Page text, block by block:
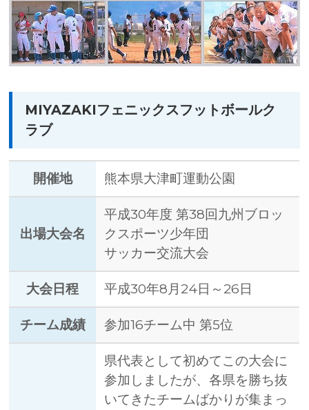
MIYAZAKIフェニックスフットボールク
ラブ
開催地 熊本県大津町運動公園
出場大会名
平成30年度 第38回九州ブロッ
クスポーツ少年団
サッカー交流大会
大会日程 平成30年8月24日～26日
チーム成績 参加16チーム中 第5位
県代表として初めてこの大会に
参加しましたが、各県を勝ち抜
いてきたチームばかりが集まっ